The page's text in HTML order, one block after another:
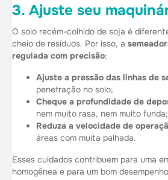
3. Ajuste seu
O solo recém-colhido de soja é
cheio de resíduos. Por isso, a
regulada com precisão:
Ajuste a pressão das linhas de
penetração no solo;
Cheque a profundidade de
nem muito rasa, nem muito funda;
Reduza a velocidade de
áreas com muita palhada.
Esses cuidados contribuem para uma
homogênea e para um bom